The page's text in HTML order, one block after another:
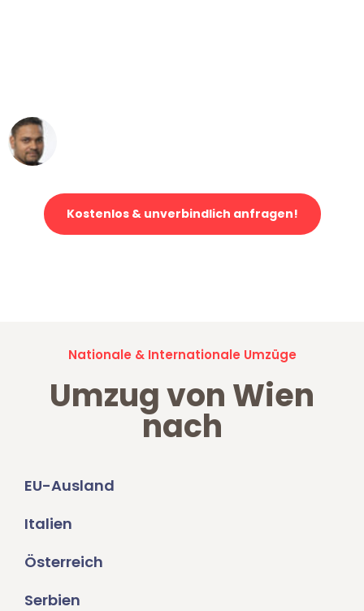
Kostenlos & unverbindlich anfragen!
Nationale & Internationale Umzüge
Umzug von Wien
nach
EU-Ausland
Italien
Österreich
Serbien